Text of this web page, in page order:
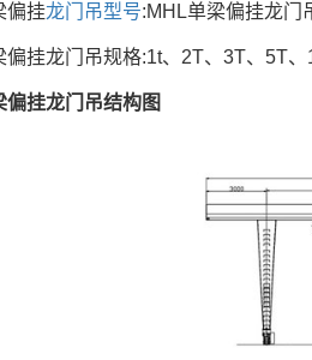
挂龙门吊型号:MHL单梁偏挂龙门
龙门吊规格:1t、2T、3T、5T、
挂龙门吊结构图